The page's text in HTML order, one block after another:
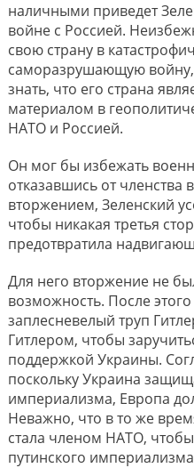
наличными приведет
войне с Россией.
свою страну в
саморазрушающую
знать, что его страна
материалом в
НАТО и Россией.
Он мог бы избежать
отказавшись от членства
вторжением, Зеленский
чтобы никакая третья
предотвратила
Для него вторжение не
возможность. После
заплесневелый труп
Гитлером, чтобы
поддержкой Украины.
поскольку Украина
империализма, Европа
Неважно, что в то же
стала членом НАТО,
путинского